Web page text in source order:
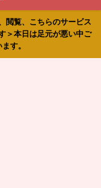
閲覧、こちらのサービス
＞本日は足元が悪い中ご
す。